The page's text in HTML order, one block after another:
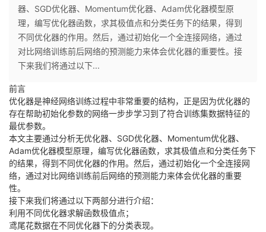
个
人
主
页
我
的
开
发
者
我
的
我
器、SGD优化器、Momentum优化器、Adam优化器模型原
理，编写优化器函数，求其极值点和分类任务下的结果，得到
不同优化器的作用。然后，通过初始化一个全连接网络，通过
对比网络训练前后网络的预测能力来体会优化器的重要性。接
下来我们将通过以下...
前言
优化器是神经网络训练过程中非常重要的结构，正是因为优化器的
存在帮助初始化参数的网络一步步学习到了符合训练集数据特征的
最优参数。
本文主要通过分析无优化器、SGD优化器、Momentum优化器、
Adam优化器模型原理，编写优化器函数，求其极值点和分类任务下
的结果，得到不同优化器的作用。然后，通过初始化一个全连接网
络，通过对比网络训练前后网络的预测能力来体会优化器的重要
性。
接下来我们将通过以下两部分进行介绍：
利用不同优化器求解函数极值点；
鸢尾花数据在不同优化器下的分类表现。